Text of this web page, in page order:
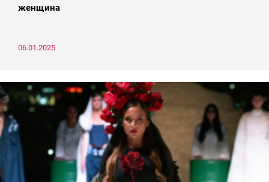
женщина
06.01.2025